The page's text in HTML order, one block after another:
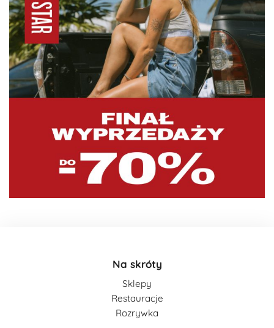
Na skróty
Sklepy
Restauracje
Rozrywka